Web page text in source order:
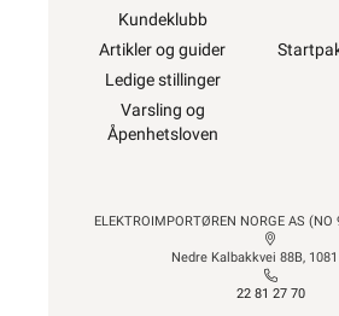
Kundeklubb
Artikler og guider
Ledige stillinger
Varsling og
Åpenhetsloven
ELEKTROIMPORTØREN NORGE AS
Nedre Kalbakkvei 88B,
22 81 27 70